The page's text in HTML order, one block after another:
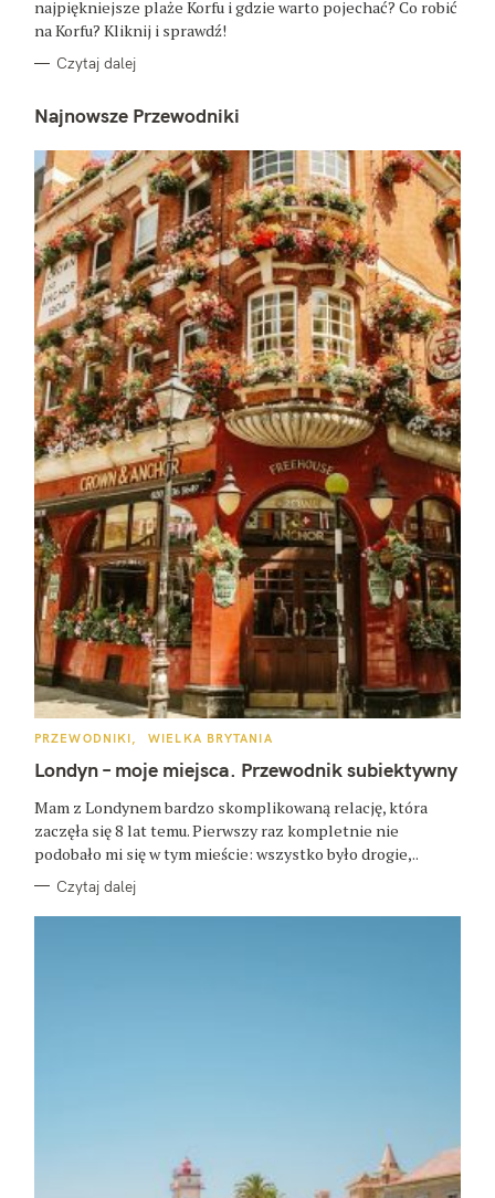
najpiękniejsze plaże Korfu i gdzie warto pojechać? Co robić
na Korfu? Kliknij i sprawdź!
Czytaj dalej
Najnowsze Przewodniki
K
T
E
O
R
I
PRZEWODNIKI WIELKA BRYTANIA
Londyn – moje miejsca. Przewodnik subiektywny
Mam z Londynem bardzo skomplikowaną relację, która
zaczęła się 8 lat temu. Pierwszy raz kompletnie nie
podobało mi się w tym mieście: wszystko było drogie,..
Czytaj dalej
W
s
z
u
k
a
j
: